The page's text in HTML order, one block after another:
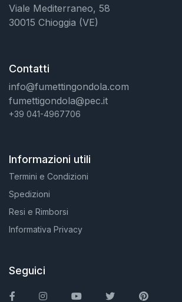
Viale Mediterraneo, 58
30015 Chioggia (VE)
Contatti
info@fumettingondola.com
fumettigondola@pec.it
+39 041-4967706
Informazioni utili
Termini e Condizioni
Spedizioni
Resi e Rimborsi
Informativa Privacy
Seguici
FacebookInstagramYou TubeTwitter Pinterest